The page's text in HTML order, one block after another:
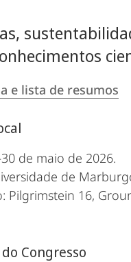
e lista de resumos
de maio de 2026.
de
Pilgrimstein 16,
Congresso